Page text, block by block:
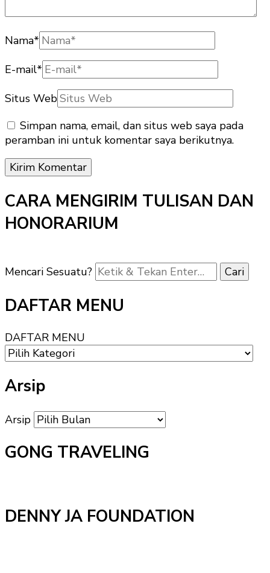
Nama*
E-mail*
Situs Web
Simpan nama, email, dan situs web saya pada
peramban ini untuk komentar saya berikutnya.
CARA MENGIRIM TULISAN DAN
HONORARIUM
Mencari Sesuatu?
DAFTAR MENU
DAFTAR MENU
Arsip
Arsip
GONG TRAVELING
DENNY JA FOUNDATION